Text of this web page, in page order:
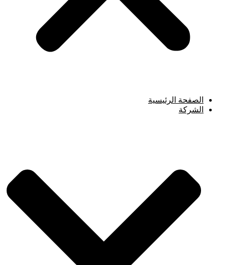
الصفحة الرئيسية
الشركة